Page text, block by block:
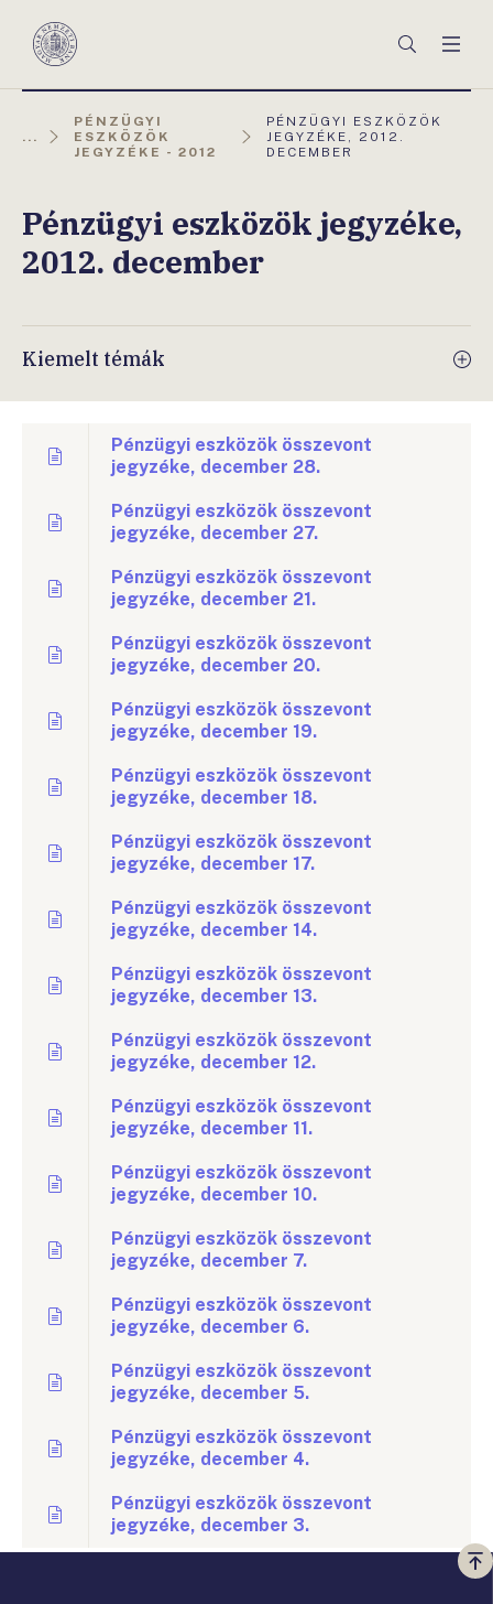
Magyar
Keresés
...
PÉNZÜGYI
ESZKÖZÖK
JEGYZÉKE - 2012
AKTUÁLIS
OLDAL:
PÉNZÜGYI ESZKÖZÖK
JEGYZÉKE, 2012.
DECEMBER
Pénzügyi eszközök jegyzéke,
2012. december
Kiemelt témák
Pénzügyi eszközök összevont
jegyzéke, december 28.
Pénzügyi eszközök összevont
jegyzéke, december 27.
Pénzügyi eszközök összevont
jegyzéke, december 21.
Pénzügyi eszközök összevont
jegyzéke, december 20.
Pénzügyi eszközök összevont
jegyzéke, december 19.
Pénzügyi eszközök összevont
jegyzéke, december 18.
Pénzügyi eszközök összevont
jegyzéke, december 17.
Pénzügyi eszközök összevont
jegyzéke, december 14.
Pénzügyi eszközök összevont
jegyzéke, december 13.
Pénzügyi eszközök összevont
jegyzéke, december 12.
Pénzügyi eszközök összevont
jegyzéke, december 11.
Pénzügyi eszközök összevont
jegyzéke, december 10.
Pénzügyi eszközök összevont
jegyzéke, december 7.
Pénzügyi eszközök összevont
jegyzéke, december 6.
Pénzügyi eszközök összevont
jegyzéke, december 5.
Pénzügyi eszközök összevont
jegyzéke, december 4.
Pénzügyi eszközök összevont
jegyzéke, december 3.
a